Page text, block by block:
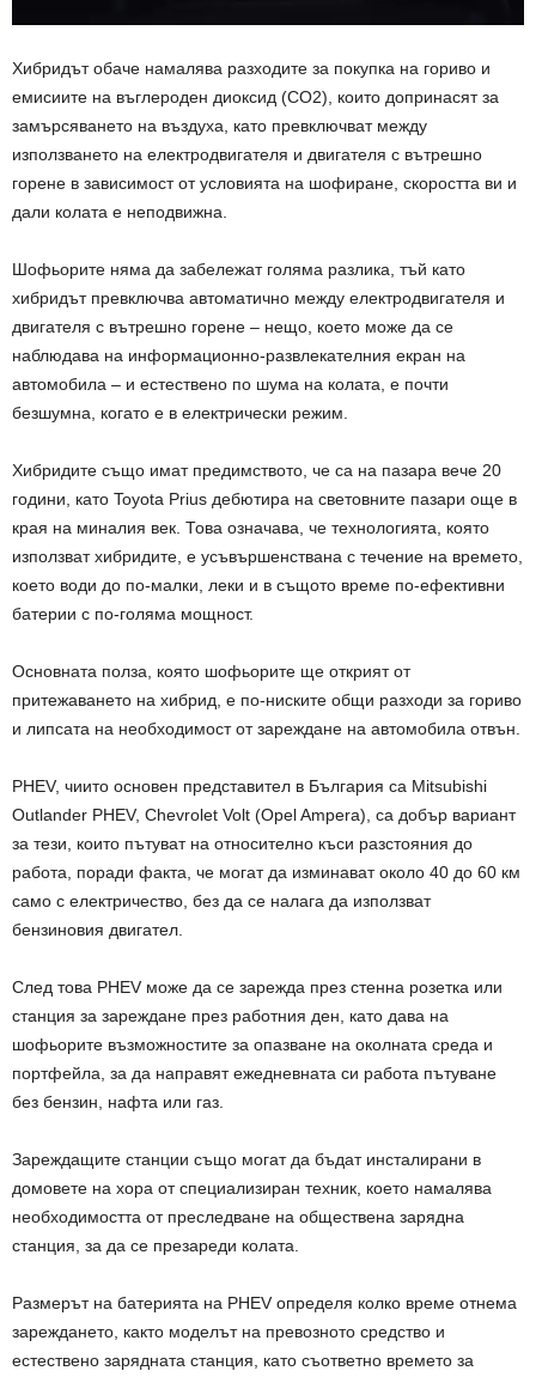
Хибридът обаче намалява разходите за покупка на гориво и
емисиите на въглероден диоксид (CO2), които допринасят за
замърсяването на въздуха, като превключват между
използването на електродвигателя и двигателя с вътрешно
горене в зависимост от условията на шофиране, скоростта ви и
дали колата е неподвижна.
Шофьорите няма да забележат голяма разлика, тъй като
хибридът превключва автоматично между електродвигателя и
двигателя с вътрешно горене – нещо, което може да се
наблюдава на информационно-развлекателния екран на
автомобила – и естествено по шума на колата, е почти
безшумна, когато е в електрически режим.
Хибридите също имат предимството, че са на пазара вече 20
години, като Toyota Prius дебютира на световните пазари още в
края на миналия век. Това означава, че технологията, която
използват хибридите, е усъвършенствана с течение на времето,
което води до по-малки, леки и в същото време по-ефективни
батерии с по-голяма мощност.
Основната полза, която шофьорите ще открият от
притежаването на хибрид, е по-ниските общи разходи за гориво
и липсата на необходимост от зареждане на автомобила отвън.
PHEV, чиито основен представител в България са Mitsubishi
Outlander PHEV, Chevrolet Volt (Opel Ampera), са добър вариант
за тези, които пътуват на относително къси разстояния до
работа, поради факта, че могат да изминават около 40 до 60 км
само с електричество, без да се налага да използват
бензиновия двигател.
След това PHEV може да се зарежда през стенна розетка или
станция за зареждане през работния ден, като дава на
шофьорите възможностите за опазване на околната среда и
портфейла, за да направят ежедневната си работа пътуване
без бензин, нафта или газ.
Зареждащите станции също могат да бъдат инсталирани в
домовете на хора от специализиран техник, което намалява
необходимостта от преследване на обществена зарядна
станция, за да се презареди колата.
Размерът на батерията на PHEV определя колко време отнема
зареждането, както моделът на превозното средство и
естествено зарядната станция, като съответно времето за